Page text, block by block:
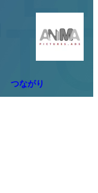
つながり